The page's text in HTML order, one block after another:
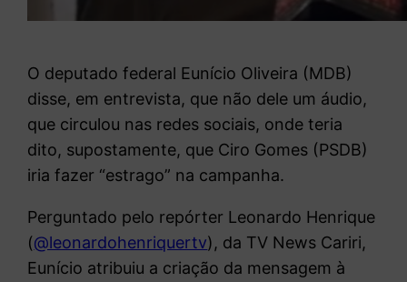
O deputado federal Eunício Oliveira (MDB)
disse, em entrevista, que não dele um áudio,
que circulou nas redes sociais, onde teria
dito, supostamente, que Ciro Gomes (PSDB)
iria fazer “estrago” na campanha.
Perguntado pelo repórter Leonardo Henrique
(@leonardohenriquertv), da TV News Cariri,
Eunício atribuiu a criação da mensagem à